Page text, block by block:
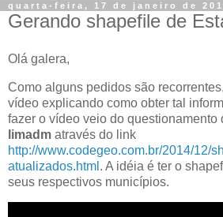
quarta-feira, 17 de janeiro de
Gerando shapefile de
Olá galera,
Como alguns pedidos são
vídeo explicando como obter tal
fazer o vídeo veio do questionamento
limadm através do link
http://www.codegeo.com.br/2014/12/
atualizados.html . A idéia é ter o
seus respectivos municípios.